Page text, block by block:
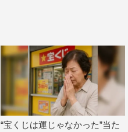
“宝くじは運じゃなかった”当た